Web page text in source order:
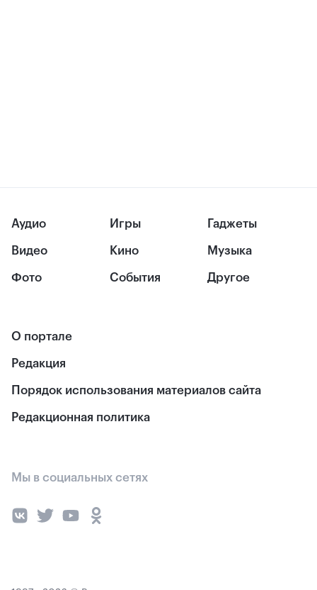
Аудио
Видео
Фото
Игры
Кино
События
Гаджеты
Музыка
Другое
О портале
Редакция
Порядок использования материалов сайта
Редакционная политика
Мы в социальных сетях